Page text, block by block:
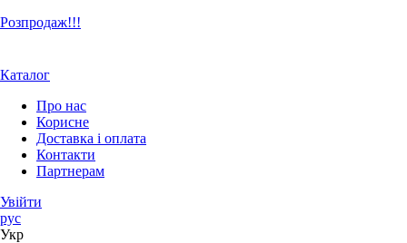
Розпродаж!!!
Каталог
Про нас
Корисне
Доставка і оплата
Контакти
Партнерам
Увійти
рус
Укр